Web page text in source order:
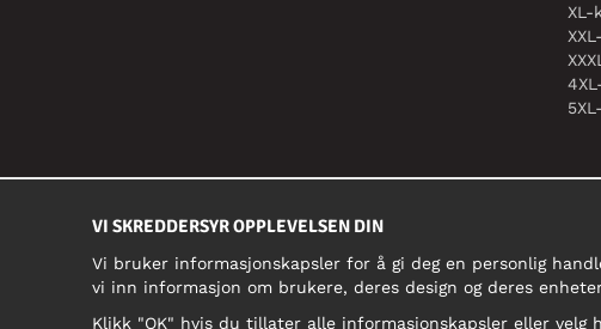
VI SKREDDERSYR OPPLEVELSEN DIN
Vi bruker informasjonskapsler for å gi deg en personlig
vi inn informasjon om brukere, deres design og deres
Klikk "OK" hvis du tillater alle informasjonskapsler eller